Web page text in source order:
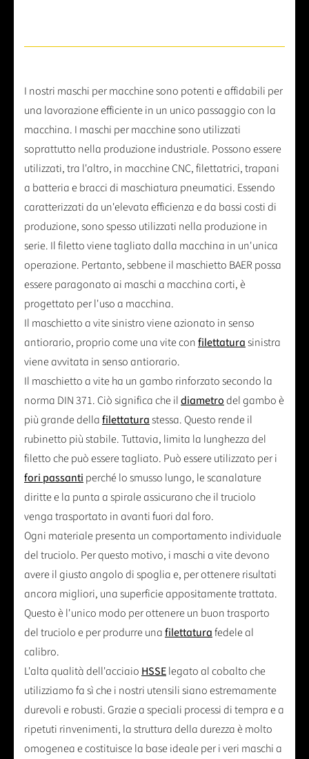
I nostri maschi per macchine sono potenti e affidabili per
una lavorazione efficiente in un unico passaggio con la
macchina. I maschi per macchine sono utilizzati
soprattutto nella produzione industriale. Possono essere
utilizzati, tra l'altro, in macchine CNC, filettatrici, trapani
a batteria e bracci di maschiatura pneumatici. Essendo
caratterizzati da un'elevata efficienza e da bassi costi di
produzione, sono spesso utilizzati nella produzione in
serie. Il filetto viene tagliato dalla macchina in un'unica
operazione. Pertanto, sebbene il maschietto BAER possa
essere paragonato ai maschi a macchina corti, è
progettato per l'uso a macchina.
Il maschietto a vite sinistro viene azionato in senso
antiorario, proprio come una vite con
viene avvitata in senso antiorario.
Il maschietto a vite ha un gambo rinforzato secondo la
norma DIN 371. Ciò significa che il diametrodel gambo è
più grande dellafilettaturastessa. Questo rende il
rubinetto più stabile. Tuttavia, limita la lunghezza del
filetto che può essere tagliato. Può essere utilizzato per i
fori passantiperché lo smusso lungo, le scanalature
diritte e la punta a spirale assicurano che il truciolo
venga trasportato in avanti fuori dal foro.
Ogni materiale presenta un comportamento individuale
del truciolo. Per questo motivo, i maschi a vite devono
avere il giusto angolo di spoglia e, per ottenere risultati
ancora migliori, una superficie appositamente trattata.
Questo è l'unico modo per ottenere un buon trasporto
del truciolo e per produrre una
calibro.
L'alta qualità dell'acciaioHSSElegato al cobalto che
utilizziamo fa sì che i nostri utensili siano estremamente
durevoli e robusti. Grazie a speciali processi di tempra e a
ripetuti rinvenimenti, la struttura della durezza è molto